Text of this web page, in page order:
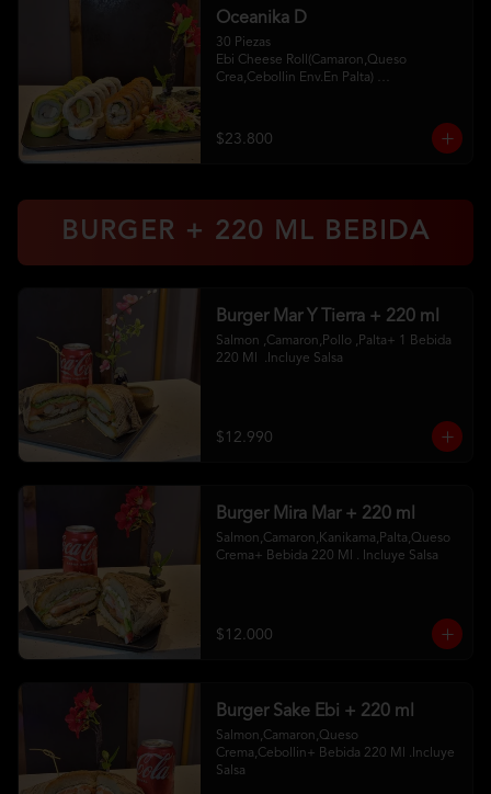
Oceanika D
30 Piezas
Ebi Cheese Roll(Camaron,Queso
Crea,Cebollin Env.En Palta)
Chikken Furay (Pollo,Queso Crema
,Ciboulette Env En Panko
$23.800
BURGER + 220 ML BEBIDA
Burger Mar Y Tierra + 220 ml
Salmon ,Camaron,Pollo ,Palta+ 1 Bebida
220 Ml  .Incluye Salsa
$12.990
Burger Mira Mar + 220 ml
Salmon,Camaron,Kanikama,Palta,Queso
Crema+ Bebida 220 Ml . Incluye Salsa
$12.000
Burger Sake Ebi + 220 ml
Salmon,Camaron,Queso
Crema,Cebollin+ Bebida 220 Ml .Incluye
Salsa